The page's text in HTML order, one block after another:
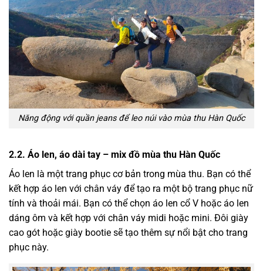
Năng động với quần jeans để leo núi vào mùa thu Hàn Quốc
2.2. Áo len, áo dài tay – mix đồ mùa thu Hàn Quốc
Áo len là một trang phục cơ bản trong mùa thu. Bạn có thể
kết hợp áo len với chân váy để tạo ra một bộ trang phục nữ
tính và thoải mái. Bạn có thể chọn áo len cổ V hoặc áo len
dáng ôm và kết hợp với chân váy midi hoặc mini. Đôi giày
cao gót hoặc giày bootie sẽ tạo thêm sự nổi bật cho trang
phục này.